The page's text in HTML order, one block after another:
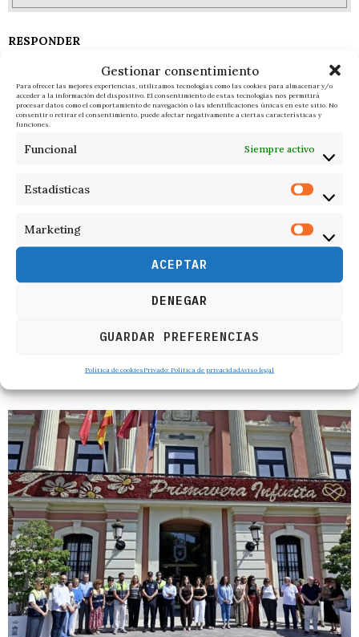
Gestionar consentimiento
Para ofrecer las mejores experiencias, utilizamos tecnologías como las cookies para almacenar y/o
acceder a la información del dispositivo. El consentimiento de estas tecnologías nos permitirá
procesar datos como el comportamiento de navegación o las identificaciones únicas en este sitio. No
consentir o retirar el consentimiento, puede afectar negativamente a ciertas características y
funciones.
Funcional Siempre activo
Estadísticas
Marketing
ACEPTAR
DENEGAR
GUARDAR PREFERENCIAS
Política de cookiesPrivado: Política de privacidadAviso legal
RESPONDER
RELACIONADOS